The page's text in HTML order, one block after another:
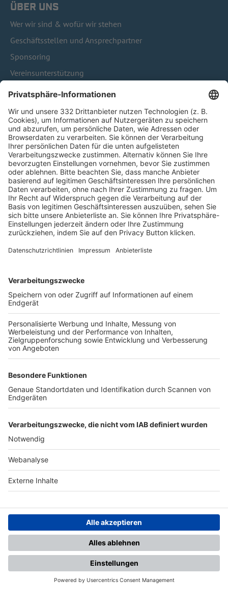
ÜBER UNS
Wer wir sind & wofür wir stehen
Geschäftsstellen und Ansprechpartner
Sponsoring
Vereinsunterstützung
Infothek
HÄUFIG BESUCHTE SEITEN
Pässe und Vereinswechsel
Trainerausbildung
Schulungsangebot Vereinsmitarbeiter
BFV-Geschäftsstellen
Trainerbörse
Login SpielPlus
TOP-VEREINE
TOP-PARTNER
SFV DFB